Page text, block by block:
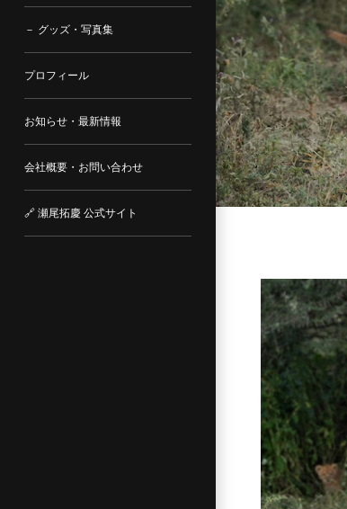
－ グッズ・写真集
プロフィール
お知らせ・最新情報
会社概要・お問い合わせ
🔗 瀬尾拓慶 公式サイト